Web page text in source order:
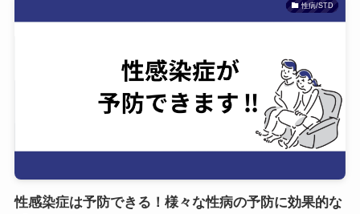
性病/STD
性感染症は予防できる！様々な性病の予防に効果的な